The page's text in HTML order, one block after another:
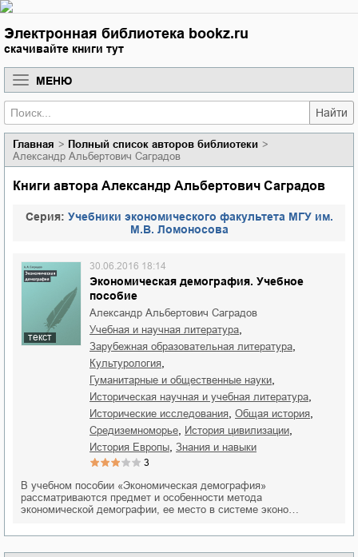
Электронная библиотека bookz.ru
скачивайте книги тут
МЕНЮ
Найти
Главная
Полный список авторов библиотеки
Александр Альбертович Саградов
Книги автора Александр Альбертович Саградов
Cерия: Учебники экономического факультета МГУ им.
М.В. Ломоносова
текст
Экономическая демография. Учебное
пособие
30.06.2016 18:14
Александр Альбертович Саградов
учебная и научная литература
зарубежная образовательная литература
культурология
гуманитарные и общественные науки
историческая научная и учебная литература
исторические исследования общая история
Средиземноморье история цивилизации
история Европы знания и навыки
3
В учебном пособии «Экономическая демография»
рассматриваются предмет и особенности метода
экономической демографии, ее место в системе эконо…